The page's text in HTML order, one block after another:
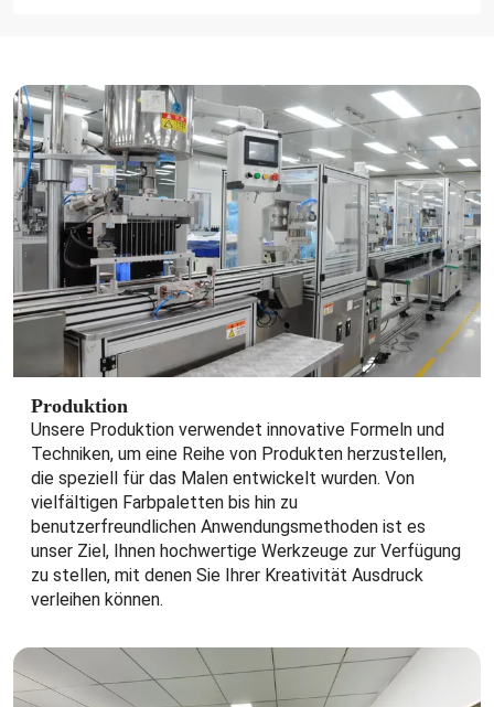
Produktion
Unsere Produktion verwendet innovative Formeln und
Techniken, um eine Reihe von Produkten herzustellen,
die speziell für das Malen entwickelt wurden. Von
vielfältigen Farbpaletten bis hin zu
benutzerfreundlichen Anwendungsmethoden ist es
unser Ziel, Ihnen hochwertige Werkzeuge zur Verfügung
zu stellen, mit denen Sie Ihrer Kreativität Ausdruck
verleihen können.